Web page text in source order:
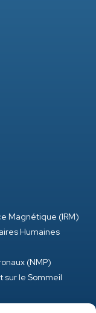
Magnétique (IRM)
Humaines
(NMP)
sur le Sommeil